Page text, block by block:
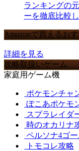
ランキングの
ーを徹底比較
Amazonで買えるお
詳細を見る
攻略取扱いゲーム
家庭用ゲーム機
ポケモンチャ
ぽこあポケモ
スプラレイダ
時のオカリナ
ペルソナ4ゴ
トモコレ攻略